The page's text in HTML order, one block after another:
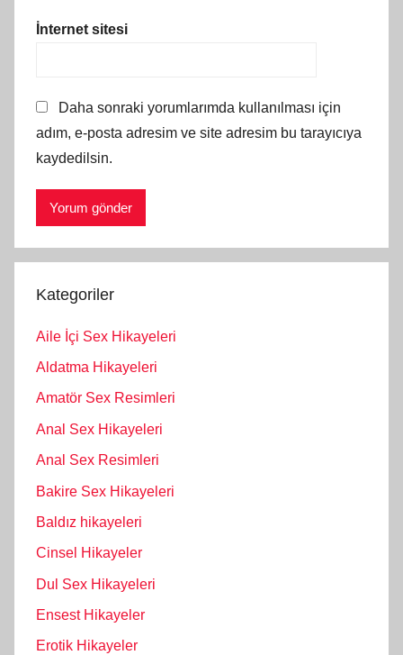
İnternet sitesi
Daha sonraki yorumlarımda kullanılması için
adım, e-posta adresim ve site adresim bu tarayıcıya
kaydedilsin.
Kategoriler
Aile İçi Sex Hikayeleri
Aldatma Hikayeleri
Amatör Sex Resimleri
Anal Sex Hikayeleri
Anal Sex Resimleri
Bakire Sex Hikayeleri
Baldız hikayeleri
Cinsel Hikayeler
Dul Sex Hikayeleri
Ensest Hikayeler
Erotik Hikayeler